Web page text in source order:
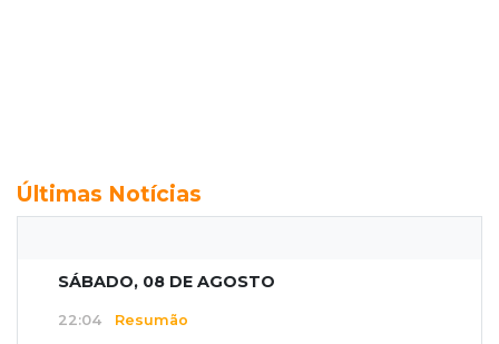
Últimas Notícias
SÁBADO, 08 DE AGOSTO
22:04 Resumão